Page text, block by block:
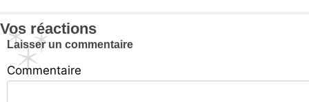
Vos réactions
Laisser un commentaire
Commentaire